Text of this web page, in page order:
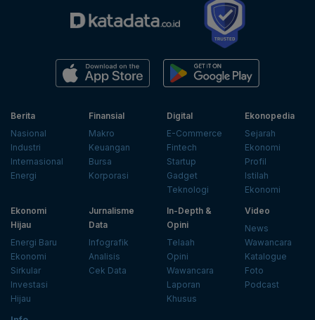
Berita
Nasional
Industri
Internasional
Energi
Finansial
Makro
Keuangan
Bursa
Korporasi
Digital
E-Commerce
Fintech
Startup
Gadget
Teknologi
Ekonopedia
Sejarah
Ekonomi
Profil
Istilah
Ekonomi
Ekonomi
Hijau
Energi Baru
Ekonomi
Sirkular
Investasi
Hijau
Jurnalisme
Data
Infografik
Analisis
Cek Data
In-Depth &
Opini
Telaah
Opini
Wawancara
Laporan
Khusus
Video
News
Wawancara
Katalogue
Foto
Podcast